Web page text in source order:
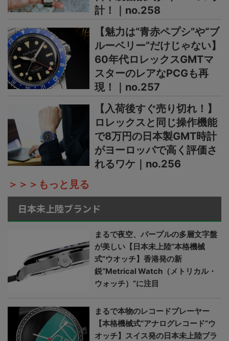
計！｜no.258
【魅力は“青赤ペプシ”や“ブ
ルーベリー”だけじゃない】
60年代ロレックスGMTマ
スターのレアなPCGも再
現！｜no.257
【入荷後すぐ売り切れ！】
ロレックスと同じ操作機能
で8万円の日本製GMT時計
がヨーロッパで高く評価さ
れるワケ｜no.256
＞＞＞もっと見る
日本未上陸ブランド
まるで夜空、パープルの多層文字盤
が美しい【日本未上陸“本格機械
式”ウオッチ】香港発の新
鋭“Metrical Watch（メトリカル・
ウォッチ）”に注目
まるで本物のレコードプレーヤー
【本格機械式“アナログレコード”ウ
オッチ】スイス発の日本未上陸ブラ